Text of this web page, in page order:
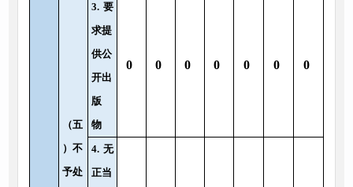
（五
）不
予处
3. 要
求提
供公
开出
版
物
0 0 0 0 0 0 0
4. 无
正当